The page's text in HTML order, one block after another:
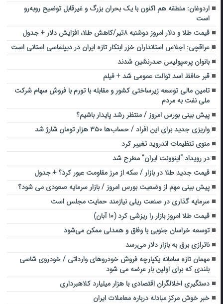
اردوغان: منطقه هم اکنون با یک بحران بزرگ و غیرقابل توضیح روبه‌رو
است
قیمت طلا و دلار امروز دوشنبه ۸تیر/کاهش طلا، افزایش دلار + جدول
عراقچی: اجلاس استانداران خزر ابتکار تازه ایران در دیپلماسی استانی است
بانوان پرسپولیس صدرنشین شدند
قبر حافظ اسد توالت عمومی شد + فیلم
تامین مالی توسعه زیرساختی کشور و مقابله با تورم با فروش سهام شرکت
ملی نفت به مردم
پیش بینی بورس امروز / منتظر رشد پایدار باشیم؟
واریزی جدید برای این افراد / حساب‌ها ۳۵۰ هزار تومان شارژ شد
منوی تنظیمات اندروید تغییر کرد
در رویداد “اینوونت ایران” مطرح شد
قیمت جدید طلا در بازار / سکه از مرز مقاومت عبور کرد؟ + جدول
پیش بینی مهم از وضعیت بورس امروز / بازار سرمایه صعودی می شود؟
سرمایه گذاری در صنعت ریلی نیازمند حمایت مجلس است
قیمت طلا امروز بازار را ریزشی کرد (۱۰ آبان)
توسعه خراسان جنوبی با وفاق و همدلی ممکن می‌شود
ناترازی برق به بازار دلار می‌رسد
مهمان تازه سامانه یکپارچه فروش خودروهای وارداتی / خودروی شاسی
بلندی که برای اولین بار عرضه می شود
دستگیری اخلالگران اقتصادی با هزار میلیارد کلاهبرداری
خبر خوش مرکز مبادله درباره معاملات ایران